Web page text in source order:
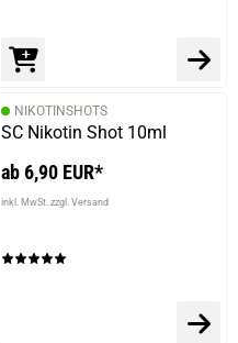
NIKOTINSHOTS
SC Nikotin Shot 10ml
ab 6,90 EUR*
inkl. MwSt. zzgl. Versand